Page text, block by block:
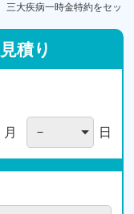
三大疾病一時金特約をセッ
見積り
月 日